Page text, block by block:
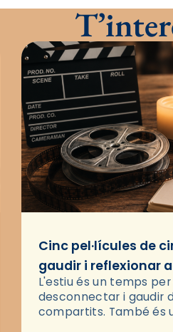
Cinc pel·lícules de
gaudir i reflexionar
L'estiu és un temps
desconnectar i gaudir
compartits. També és